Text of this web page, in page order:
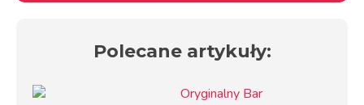
Polecane artykuły: